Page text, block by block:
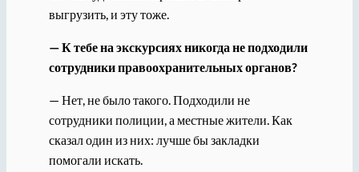
выгрузить, и эту тоже.
— К тебе на экскурсиях никогда не подходили
сотрудники правоохранительных органов?
— Нет, не было такого. Подходили не
сотрудники полиции, а местные жители. Как
сказал один из них: лучше бы закладки
помогали искать.